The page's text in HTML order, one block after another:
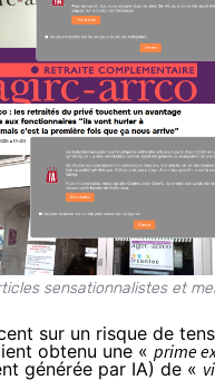
sensationnalistes et
sur un risque de
obtenu une « prime
générée par IA) de «